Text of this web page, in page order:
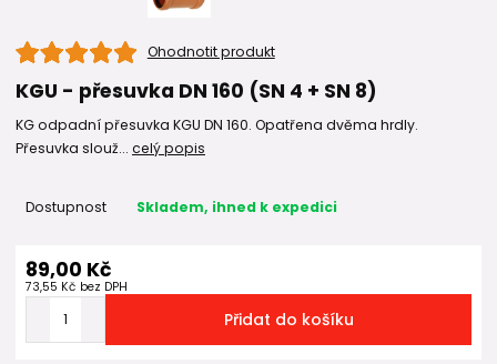
Ohodnotit produkt
KGU - přesuvka DN 160 (SN 4 + SN 8)
KG odpadní přesuvka KGU DN 160. Opatřena dvěma hrdly.
Přesuvka slouž... celý popis
Dostupnost Skladem, ihned k expedici
89,00 Kč
73,55 Kč bez DPH
Přidat do košíku